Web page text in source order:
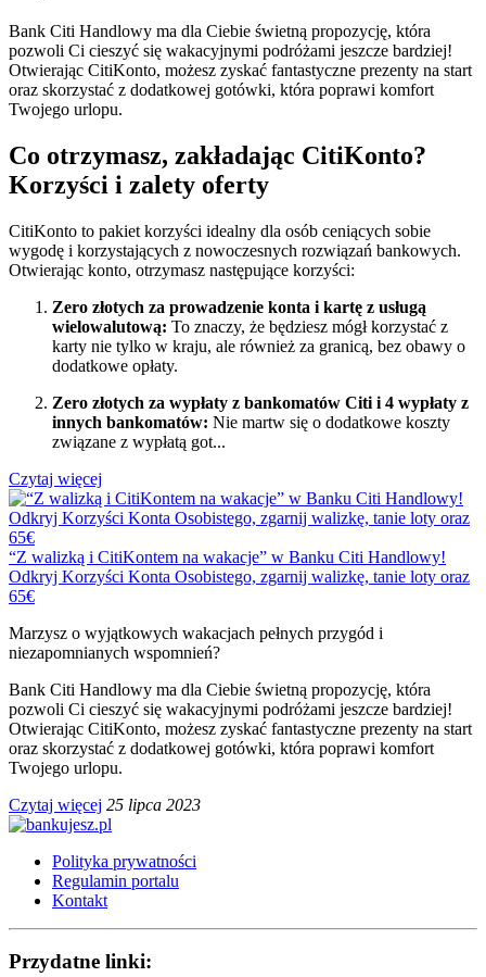
Bank Citi Handlowy ma dla Ciebie świetną propozycję, która
pozwoli Ci cieszyć się wakacyjnymi podróżami jeszcze bardziej!
Otwierając CitiKonto, możesz zyskać fantastyczne prezenty na start
oraz skorzystać z dodatkowej gotówki, która poprawi komfort
Twojego urlopu.
Co otrzymasz, zakładając CitiKonto?
Korzyści i zalety oferty
CitiKonto to pakiet korzyści idealny dla osób ceniących sobie
wygodę i korzystających z nowoczesnych rozwiązań bankowych.
Otwierając konto, otrzymasz następujące korzyści:
Zero złotych za prowadzenie konta i kartę z usługą
wielowalutową: To znaczy, że będziesz mógł korzystać z
karty nie tylko w kraju, ale również za granicą, bez obawy o
dodatkowe opłaty.
Zero złotych za wypłaty z bankomatów Citi i 4 wypłaty z
innych bankomatów: Nie martw się o dodatkowe koszty
związane z wypłatą got...
Czytaj więcej
“Z walizką i CitiKontem na wakacje” w Banku Citi Handlowy!
Odkryj Korzyści Konta Osobistego, zgarnij walizkę, tanie loty oraz
65€
Marzysz o wyjątkowych wakacjach pełnych przygód i
niezapomnianych wspomnień?
Bank Citi Handlowy ma dla Ciebie świetną propozycję, która
pozwoli Ci cieszyć się wakacyjnymi podróżami jeszcze bardziej!
Otwierając CitiKonto, możesz zyskać fantastyczne prezenty na start
oraz skorzystać z dodatkowej gotówki, która poprawi komfort
Twojego urlopu.
Czytaj więcej 25 lipca 2023
Polityka prywatności
Regulamin portalu
Kontakt
Przydatne linki: